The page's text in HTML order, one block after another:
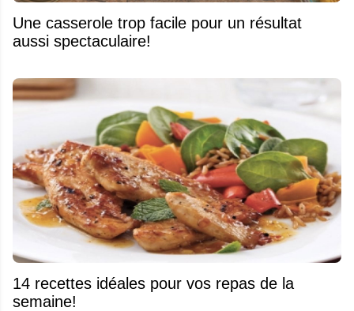
Une casserole trop facile pour un résultat
aussi spectaculaire!
14 recettes idéales pour vos repas de la
semaine!